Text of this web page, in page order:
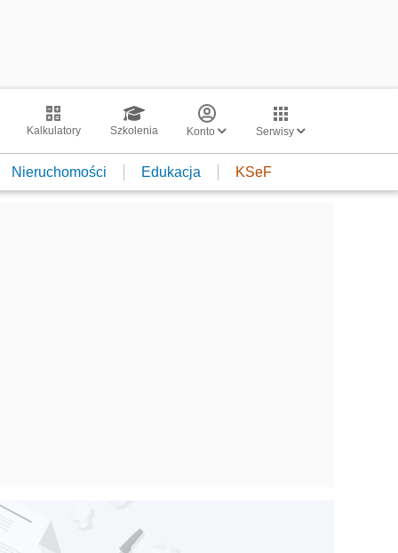
Kalkulatory Szkolenia Konto Serwisy
Nieruchomości Edukacja KSeF